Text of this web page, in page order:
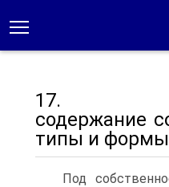
17.
содержание
типы и
Под